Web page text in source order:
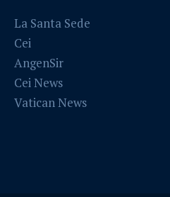
La Santa Sede
Cei
AngenSir
Cei News
Vatican News